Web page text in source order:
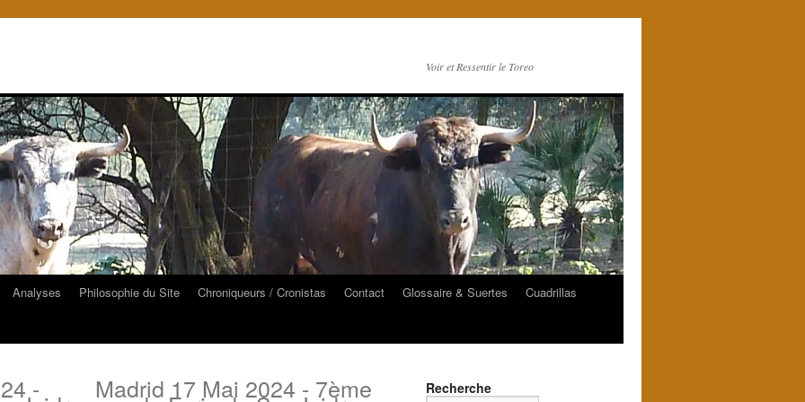
Voir et Ressentir le Toreo
Analyses Philosophie du Site Chroniqueurs / Cronistas Contact Glossaire & Suertes
Cuadrillas
- Madrid 17 Mai 2024 - 7ème Recherche